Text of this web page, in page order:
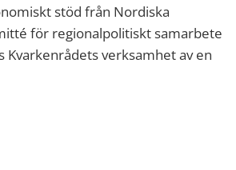
stöd från Nordiska
för regionalpolitiskt samarbete
Kvarkenrådets verksamhet av en